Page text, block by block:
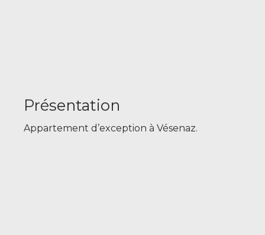
Présentation
Appartement d’exception à Vésenaz.